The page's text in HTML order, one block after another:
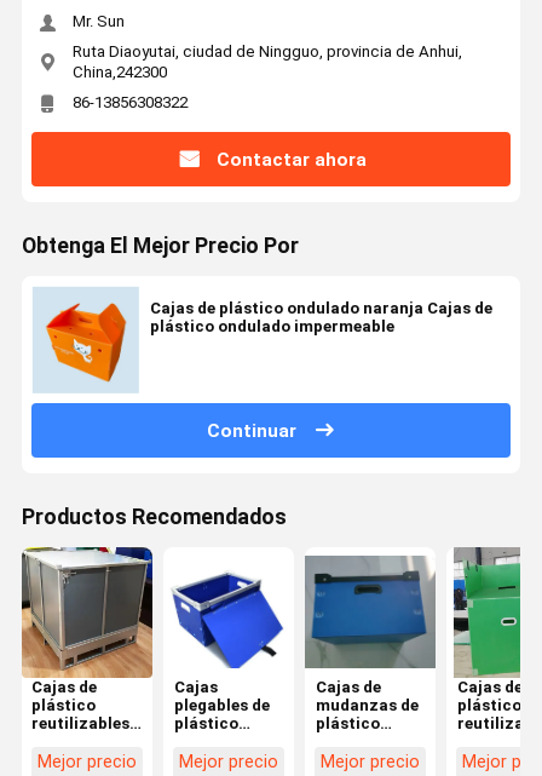
Mr. Sun
Ruta Diaoyutai, ciudad de Ningguo, provincia de Anhui,
China,242300
86-13856308322
Contactar ahora
Obtenga El Mejor Precio Por
Cajas de plástico ondulado naranja Cajas de
plástico ondulado impermeable
Continuar
Productos Recomendados
Cajas de
plástico
reutilizables
apilables
Mejor precio
Cajas
plegables de
plástico
duradero,
Mejor precio
Cajas de
mudanzas de
plástico
personalizadas
Mejor precio
Cajas de
plástico
/ azul
Mejor